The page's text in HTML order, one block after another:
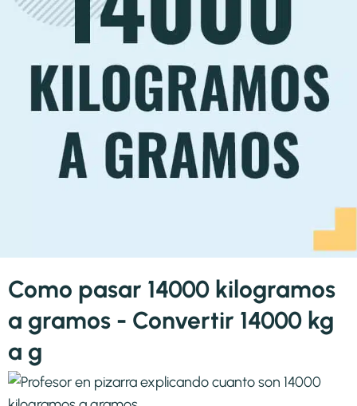
Como pasar 14000 kilogramos
a gramos - Convertir 14000 kg
a g